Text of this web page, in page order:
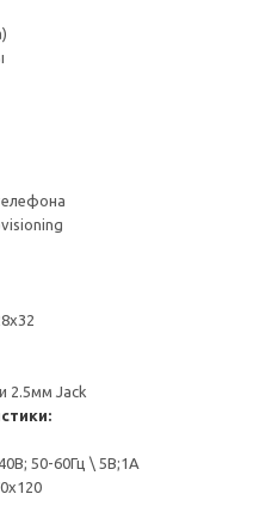
2.5мм Jack
50-60Гц \ 5В;1А